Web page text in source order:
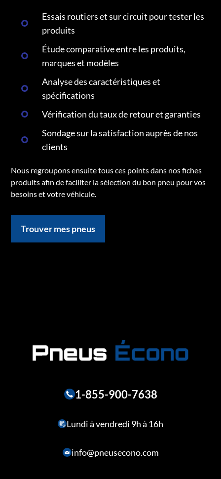
Essais routiers et sur circuit pour tester les
produits
Étude comparative entre les produits,
marques et modèles
Analyse des caractéristiques et
spécifications
Vérification du taux de retour et garanties
Sondage sur la satisfaction auprès de nos
clients
Nous regroupons ensuite tous ces points dans nos fiches
produits afin de faciliter la sélection du bon pneu pour vos
besoins et votre véhicule.
Trouver mes pneus
1-855-900-7638
Lundi à vendredi 9h à 16h
info@pneusecono.com